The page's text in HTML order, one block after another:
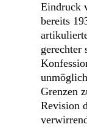
Eindruck
bereits
Grenzen
Revision